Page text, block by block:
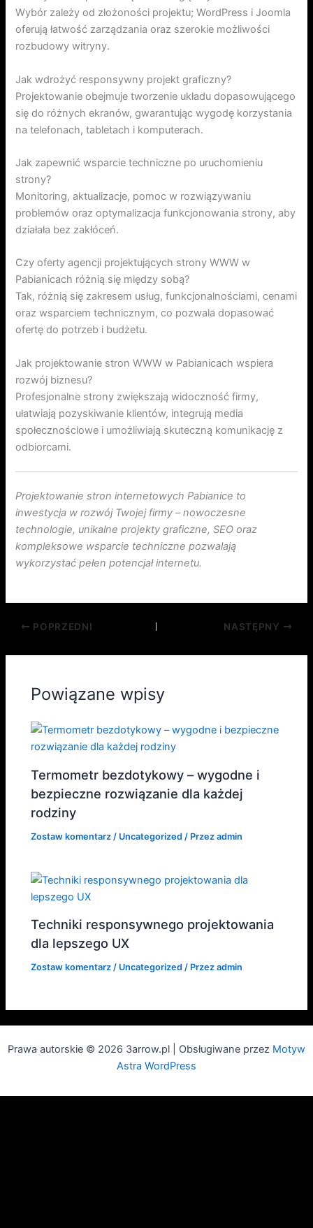
Wybór zależy od złożoności projektu; WordPress i Joomla
oferują łatwość zarządzania oraz szerokie możliwości
rozbudowy witryny.
Jak wdrożyć responsywny projekt graficzny?
Projektowanie obejmuje tworzenie układu dopasowującego
się do różnych ekranów, gwarantując wygodę korzystania
na telefonach, tabletach i komputerach.
Jak zapewnić wsparcie techniczne po uruchomieniu
strony?
Monitoring, aktualizacje, pomoc w rozwiązywaniu
problemów oraz optymalizacja funkcjonowania strony, aby
działała bez zakłóceń.
Czy oferty agencji projektujących strony WWW w
Pabianicach różnią się między sobą?
Tak, różnią się zakresem usług, funkcjonalnościami, cenami
oraz wsparciem technicznym, co pozwala dopasować
ofertę do potrzeb i budżetu.
Jak projektowanie stron WWW w Pabianicach wspiera
rozwój biznesu?
Profesjonalne strony zwiększają widoczność firmy,
ułatwiają pozyskiwanie klientów, integrują media
społecznościowe i umożliwiają skuteczną komunikację z
odbiorcami.
Projektowanie stron internetowych Pabianice to
inwestycja w rozwój Twojej firmy – nowoczesne
technologie, unikalne projekty graficzne, SEO oraz
kompleksowe wsparcie techniczne pozwalają
wykorzystać pełen potencjał internetu.
POPRZEDNI NASTĘPNY
Powiązane wpisy
Termometr bezdotykowy – wygodne i
bezpieczne rozwiązanie dla każdej
rodziny
Zostaw komentarz / Uncategorized / Przezadmin
Techniki responsywnego projektowania
dla lepszego UX
Zostaw komentarz / Uncategorized / Przezadmin
Prawa autorskie © 2026 3arrow.pl | Obsługiwane przez Motyw
Astra WordPress